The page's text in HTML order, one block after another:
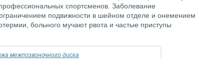
спортсменов. Заболевание
подвижности в шейном отделе и онемением
больного мучают рвота и частые приступы